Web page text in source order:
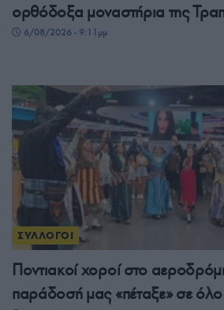
ορθόδοξα μοναστήρια της
6/08/2026 - 9:11μμ
ΣΥΛΛΟΓΟΙ
Ποντιακοί χοροί στο
παράδοσή μας «πέταξε» σε